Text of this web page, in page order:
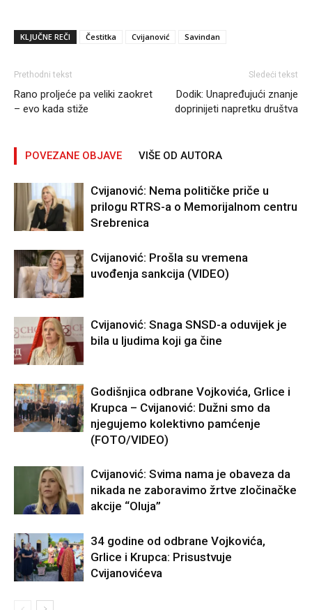
KLJUČNE REČI Čestitka Cvijanović Savindan
Prethodni tekst
Rano proljeće pa veliki zaokret
– evo kada stiže
Sledeći tekst
Dodik: Unapređujući znanje
doprinijeti napretku društva
POVEZANE OBJAVE VIŠE OD AUTORA
Cvijanović: Nema političke priče u
prilogu RTRS-a o Memorijalnom centru
Srebrenica
Cvijanović: Prošla su vremena
uvođenja sankcija (VIDEO)
Cvijanović: Snaga SNSD-a oduvijek je
bila u ljudima koji ga čine
Godišnjica odbrane Vojkovića, Grlice i
Krupca – Cvijanović: Dužni smo da
njegujemo kolektivno pamćenje
(FOTO/VIDEO)
Cvijanović: Svima nama je obaveza da
nikada ne zaboravimo žrtve zločinačke
akcije “Oluja”
34 godine od odbrane Vojkovića,
Grlice i Krupca: Prisustvuje
Cvijanovićeva